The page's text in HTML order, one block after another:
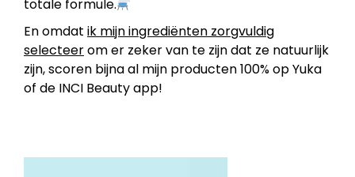
totale formule.
En omdat ik mijn ingrediënten zorgvuldig
selecteerom er zeker van te zijn dat ze natuurlijk
zijn, scoren bijna al mijn producten 100% op Yuka
of de INCI Beauty app!